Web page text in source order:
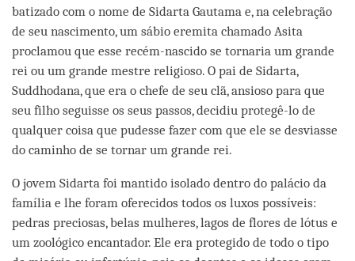
batizado com o nome de Sidarta Gautama e, na celebração
de seu nascimento, um sábio eremita chamado Asita
proclamou que esse recém-nascido se tornaria um grande
rei ou um grande mestre religioso. O pai de Sidarta,
Suddhodana, que era o chefe de seu clã, ansioso para que
seu filho seguisse os seus passos, decidiu protegê-lo de
qualquer coisa que pudesse fazer com que ele se desviasse
do caminho de se tornar um grande rei.
O jovem Sidarta foi mantido isolado dentro do palácio da
família e lhe foram oferecidos todos os luxos possíveis:
pedras preciosas, belas mulheres, lagos de flores de lótus e
um zoológico encantador. Ele era protegido de todo o tipo